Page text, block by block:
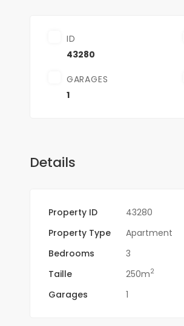
ID
43280
GARAGES
1
Details
Property ID 43280
Property Type
Apartment
Bedrooms
3
Taille
250m2
Garages 1